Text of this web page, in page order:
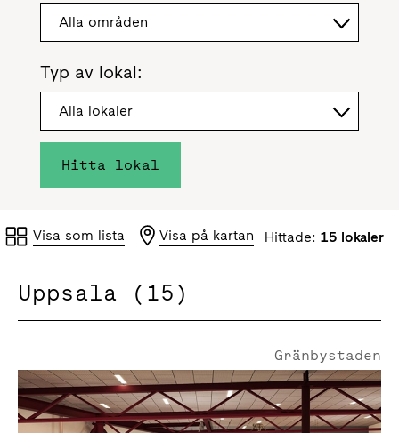
Alla områden
Typ av lokal:
Alla lokaler
Hitta lokal
Visa som lista Visa på kartan Hittade: 15 lokaler
Uppsala (15)
Marknadsgatan 1
Gränbystaden